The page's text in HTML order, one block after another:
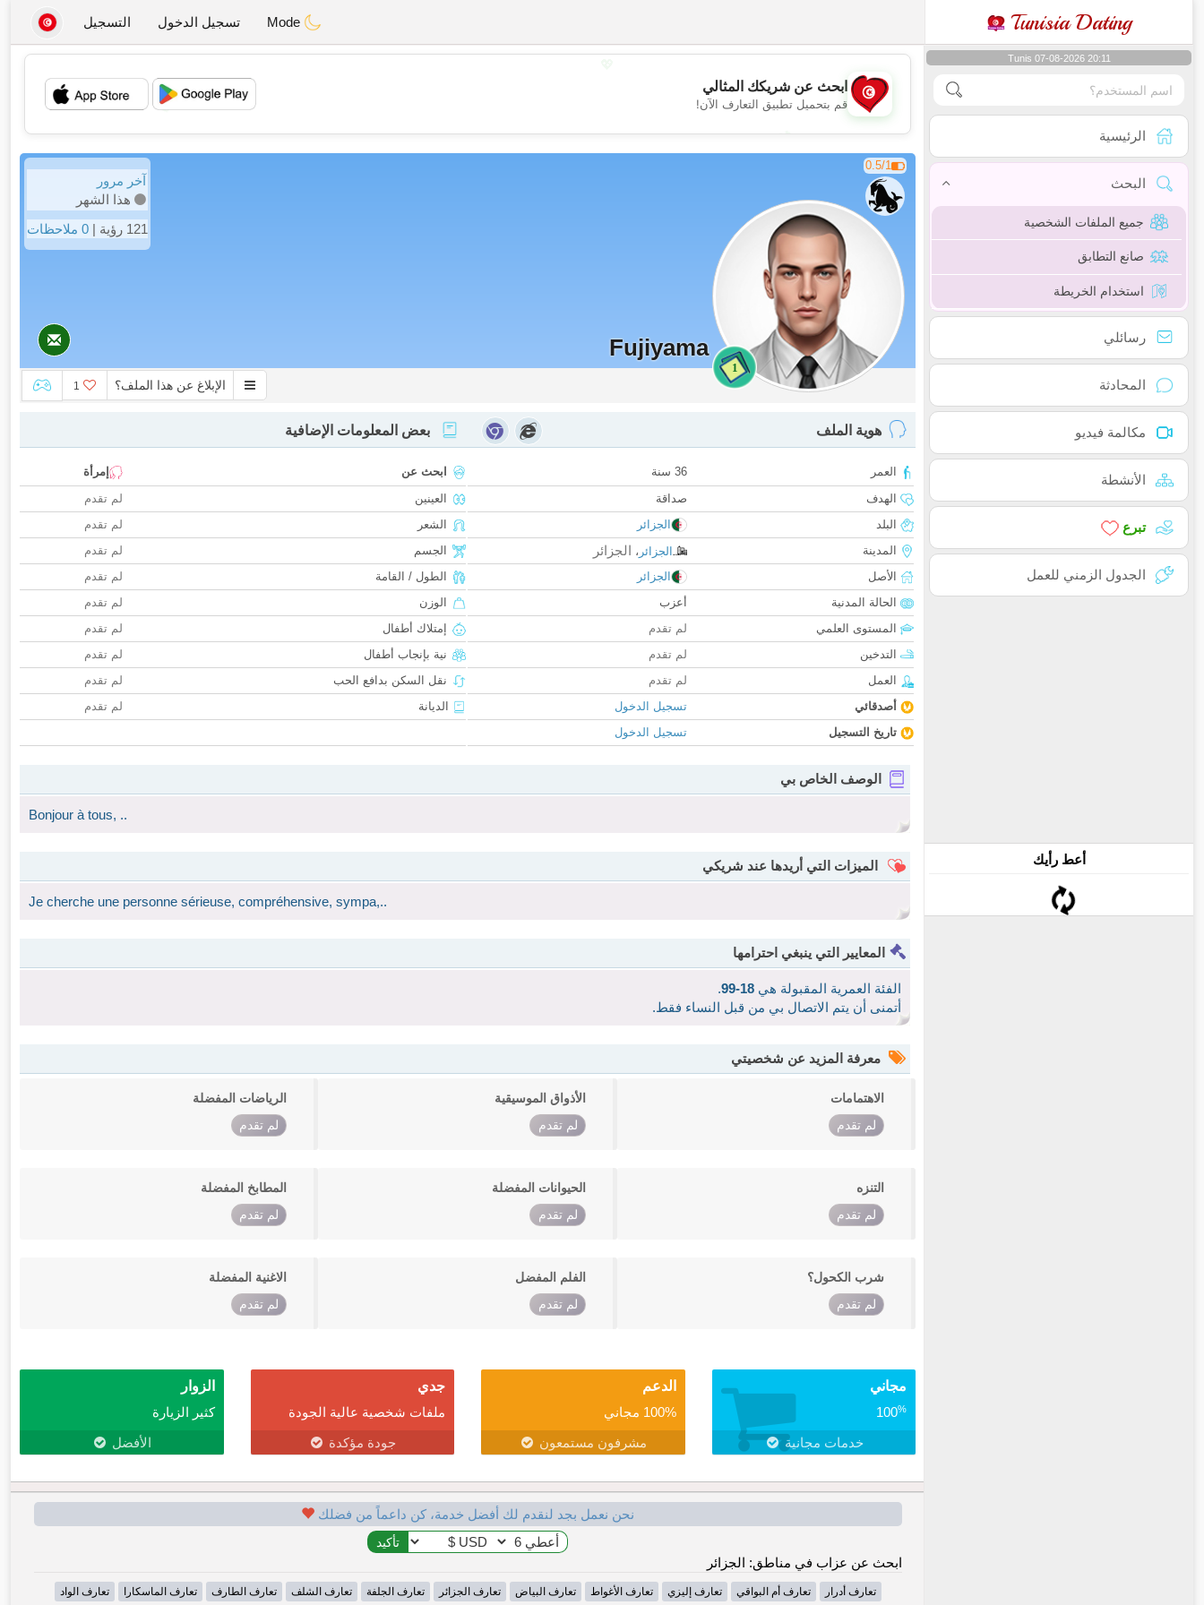
Tunisia Dating تسجيل الدخول التسجيل
Tunis 07-08-2026 20:11
الرئيسية
البحث
جميع الملفات الشخصية
صانع التطابق
استخدام الخريطة
رسائلي
المحادثة
مكالمة فيديو
الأنشطة
تبرع
الجدول الزمني للعمل
أعط رأيك
💖
💕
ابحث عن شريكك المثالي
قم بتحميل تطبيق التعارف الآن!
0.5/1
1
Fujiyama
آخر مرور
هذا الشهر
121 رؤية |
0 ملاحظات
الإبلاغ عن هذا الملف؟ 1
هوية الملف
العمر
36 سنة
الهدف
صداقة
البلد
الجزائر
المدينة
الجزائر ، الجزائر
الأصل
الجزائر
الحالة المدنية
أعزب
المستوى العلمي
لم تقدم
التدخين
لم تقدم
العمل
لم تقدم
أصدقائي
تسجيل الدخول
تاريخ التسجيل
تسجيل الدخول
بعض المعلومات الإضافية
ابحث عن
إمرأة
العينين
لم تقدم
الشعر
لم تقدم
الجسم
لم تقدم
الطول / القامة
لم تقدم
الوزن
لم تقدم
إمتلاك أطفال
لم تقدم
نية بإنجاب أطفال
لم تقدم
نقل السكن بدافع الحب
لم تقدم
الديانة
لم تقدم
الوصف الخاص بي
Bonjour à tous, ..
الميزات التي أريدها عند شريكي
Je cherche une personne sérieuse, compréhensive, sympa,..
المعايير التي ينبغي احترامها
الفئة العمرية المقبولة هي 18-99
.
أتمنى أن يتم الاتصال بي من قبل النساء فقط.
معرفة المزيد عن شخصيتي
الاهتمامات
لم تقدم
الأذواق الموسيقية
لم تقدم
الرياضات المفضلة
لم تقدم
التنزه
لم تقدم
الحيوانات المفضلة
لم تقدم
المطابخ المفضلة
لم تقدم
شرب الكحول؟
لم تقدم
الفلم المفضل
لم تقدم
الاغنية المفضلة
لم تقدم
مجاني
100%
خدمات مجانية
الدعم
100% مجاني
مشرفون مستمعون
جدي
ملفات شخصية عالية الجودة
جودة مؤكدة
الزوار
كثير الزيارة
الأفضل
نحن نعمل بجد لنقدم لك أفضل خدمة، كن داعماً من فضلك
ابحث عن عزاب في مناطق: الجزائر
تعارف أدرار تعارف أم البواقي تعارف إليزي تعارف الأغواط تعارف البياض تعارف الجزائر تعارف الجلفة تعارف الشلف تعارف الطارف تعارف الماسكارا تعارف الواد